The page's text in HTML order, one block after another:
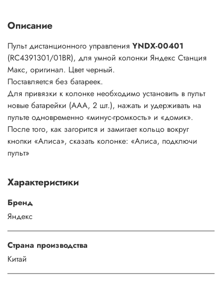
Описание
Пульт дистанционного управления YNDX-00401
(RC4391301/01BR), для умной колонки Яндекс Станция
Макс, оригинал. Цвет черный.
Поставляется без батареек.
Для привязки к колонке необходимо установить в пульт
новые батарейки (ААА, 2 шт.), нажать и удерживать на
пульте одновременно «минус-громкость» и «домик».
После того, как загорится и замигает кольцо вокруг
кнопки «Алиса», сказать колонке: «Алиса, подключи
пульт»
Характеристики
Бренд
Яндекс
Страна производства
Китай